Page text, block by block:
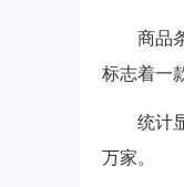
商品条
标志着一
统计显
万家。